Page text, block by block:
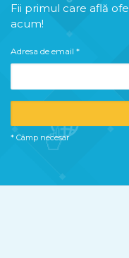
Fii primul care află
acum!
Adresa de email *
* Câmp necesar